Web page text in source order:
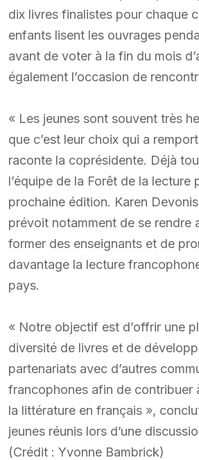
dix livres finalistes pour chaque
enfants lisent les ouvrages
avant de voter à la fin du mois
également l’occasion de
« Les jeunes sont souvent très
que c’est leur choix qui a
raconte la coprésidente. Déjà
l’équipe de la Forêt de la lecture
prochaine édition. Karen
prévoit notamment de se rendre
former des enseignants et de
davantage la lecture
pays.
« Notre objectif est d’offrir une
diversité de livres et de
partenariats avec d’autres
francophones afin de contribuer
la littérature en français »,
jeunes réunis lors d’une
(Crédit : Yvonne Bambrick)